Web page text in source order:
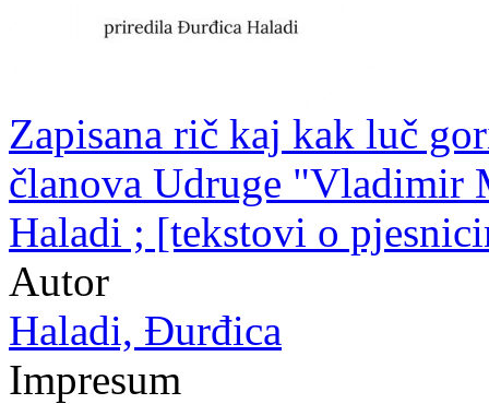
Zapisana rič kaj kak luč
članova Udruge
Haladi ; [tekstovi o
Autor
Haladi, Đurđica
Impresum